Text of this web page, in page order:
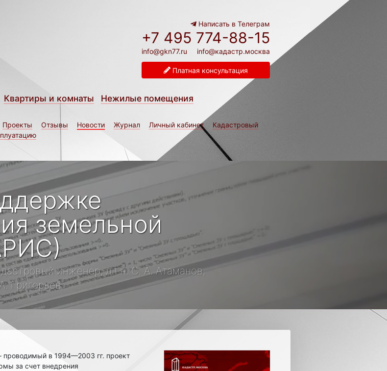
Написать в Телеграм
+7 495 774-88-15
info@gkn77.ru info@кадастр.москва
Платная консультация
Квартиры и комнаты
Нежилые помещения
Проекты Отзывы Новости Журнал Личный кабинет
Кадастровый
земельной
инженер, д.т.н. С. А. Атаманов,
Григорьев
проводимый в 1994—2003 гг. проект
за счет внедрения